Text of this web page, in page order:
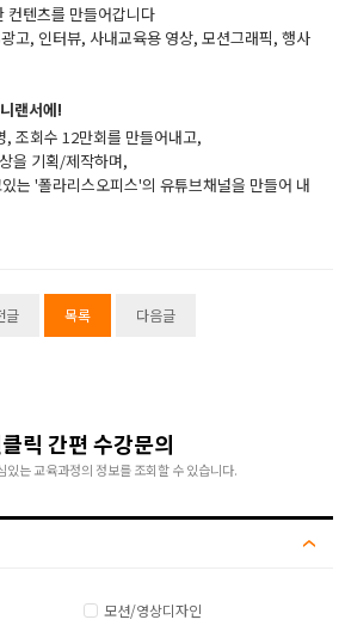
컨텐츠를 만들어갑니다
고, 인터뷰, 사내교육용 영상, 모션그래픽, 행사
랜서에!
조회수 12만회를 만들어내고,
을 기획/제작하며,
는 '폴라리스오피스'의 유튜브채널을 만들어 내
글 목록 다음글
릭 간편 수강문의
있는 교육과정의 정보를 조회할 수 있습니다.
모션/영상디자인